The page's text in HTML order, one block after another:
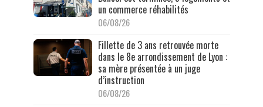
un commerce réhabilités
06/08/26
Fillette de 3 ans retrouvée morte
dans le 8e arrondissement de Lyon :
sa mère présentée à un juge
d’instruction
06/08/26